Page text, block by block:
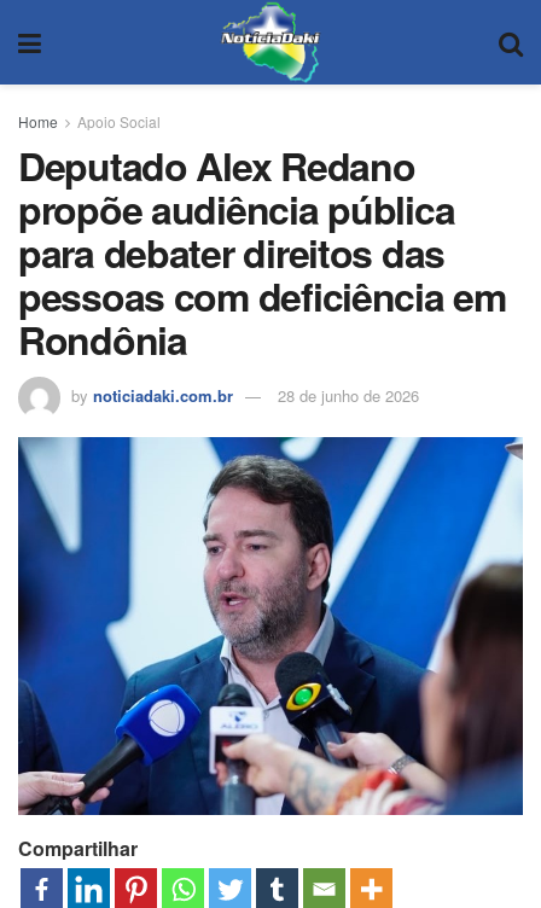
Home Apoio Social
Deputado Alex Redano
propõe audiência pública
para debater direitos das
pessoas com deficiência em
Rondônia
by noticiadaki.com.br 28 de junho de 2026
Compartilhar